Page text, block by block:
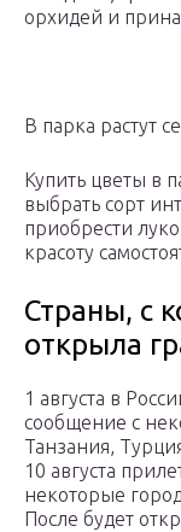
орхидей и
В парка растут
Купить цветы в
выбрать сорт
приобрести
красоту
Страны, с
открыла
1 августа в
сообщение с
Танзания,
10 августа
некоторые
После будет